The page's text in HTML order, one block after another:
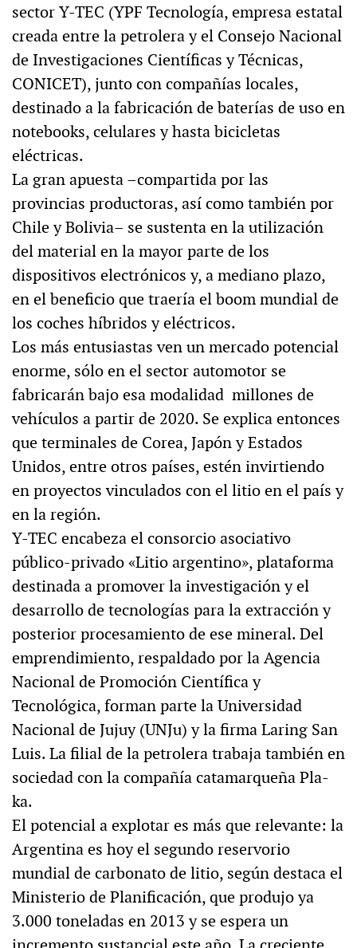
sector Y-TEC (YPF Tecnología, empresa estatal
creada entre la petrolera y el Consejo Nacional
de Investigaciones Científicas y Técnicas,
CONICET), junto con compañías locales,
destinado a la fabricación de baterías de uso en
notebooks, celulares y hasta bicicletas
eléctricas.
La gran apuesta –compartida por las
provincias productoras, así como también por
Chile y Bolivia– se sustenta en la utilización
del material en la mayor parte de los
dispositivos electrónicos y, a mediano plazo,
en el beneficio que traería el boom mundial de
los coches híbridos y eléctricos.
Los más entusiastas ven un mercado potencial
enorme, sólo en el sector automotor se
fabricarán bajo esa modalidad millones de
vehículos a partir de 2020. Se explica entonces
que terminales de Corea, Japón y Estados
Unidos, entre otros países, estén invirtiendo
en proyectos vinculados con el litio en el país y
en la región.
Y-TEC encabeza el consorcio asociativo
público-privado «Litio argentino», plataforma
destinada a promover la investigación y el
desarrollo de tecnologías para la extracción y
posterior procesamiento de ese mineral. Del
emprendimiento, respaldado por la Agencia
Nacional de Promoción Científica y
Tecnológica, forman parte la Universidad
Nacional de Jujuy (UNJu) y la firma Laring San
Luis. La filial de la petrolera trabaja también en
sociedad con la compañía catamarqueña Pla-
ka.
El potencial a explotar es más que relevante: la
Argentina es hoy el segundo reservorio
mundial de carbonato de litio, según destaca el
Ministerio de Planificación, que produjo ya
3.000 toneladas en 2013 y se espera un